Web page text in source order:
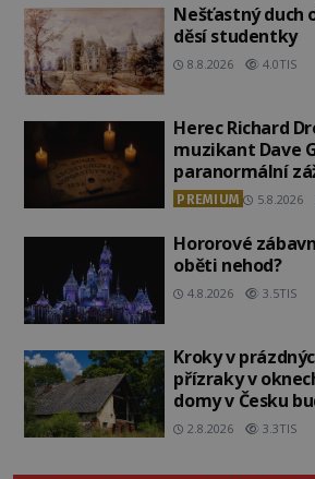
Nešťastný duch
děsí studentky
8.8.2026 4.0TIS
Herec Richard
muzikant Dave
paranormální
PREMIUM 5.8.2026
Hororové
oběti nehod?
4.8.2026 3.5TIS
Kroky v
přízraky v
domy v Česku
2.8.2026 3.3TIS